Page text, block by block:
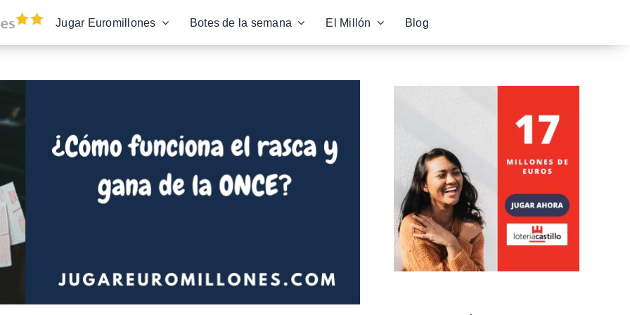
Jugar Euromillones Botes de la semana El Millón Blog